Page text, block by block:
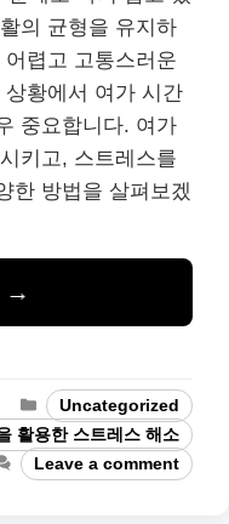
의 균형을 유지하
렵고 고통스러운
황에서 여가 시간
중요합니다. 여가
키고, 스트레스를
한 방법을 살펴보겠
Categories
Uncategorized
활용한 스트레스 해소
Leave a comment